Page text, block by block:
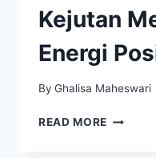
Kejutan
Energi
By Ghalisa Maheswari
READ MORE